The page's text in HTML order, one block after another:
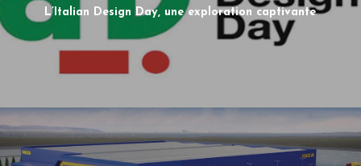
L’Italian Design Day, une exploration captivante